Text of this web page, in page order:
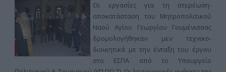
Οι εργασίες για τη στερέωση-
αποκατάσταση του Μητροπολιτικού
Ναού Αγίου Γεωργίου Γουμένισσας
δρομολογήθηκαν μεν τεχνικο-
διοικητικά με την ένταξη του έργου
στο ΕΣΠΑ από το Υπουργείο